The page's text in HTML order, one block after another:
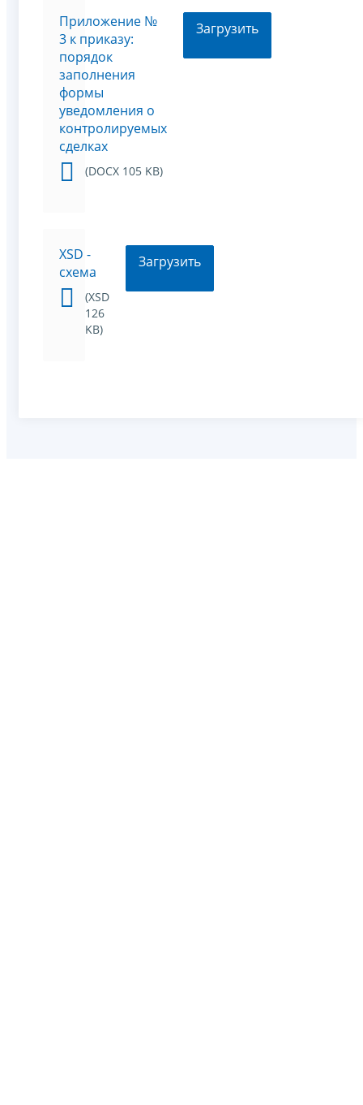
Приложение №
3 к приказу:
порядок
заполнения
формы
уведомления о
контролируемых
сделках
(DOCX 105 KB)
Загрузить
XSD -
схема
(XSD
126
KB)
Загрузить